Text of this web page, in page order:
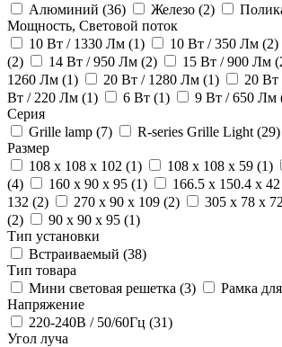
Алюминий (36)
Железо (2)
Мощность, Световой поток
10 Вт / 1330 Лм (1)
10 Вт / 350 Лм (2)
(2)
14 Вт / 950 Лм (2) 15 Вт / 900 Лм
1260 Лм (1)
20 Вт / 1280 Лм (1) 20
Вт / 220 Лм (1)
6 Вт (1)
9 Вт / 650 Лм
Серия
Grille lamp (7)
R-series Grille Light (29)
Размер
108 x 108 x 102 (1)
108 x 108 x 59 (1)
(4)
160 x 90 x 95 (1) 166.5 x 150.4 x
132 (2)
270 x 90 x 109 (2) 305 x 78 x
(2)
90 x 90 x 95 (1)
Тип установки
Встраиваемый (38)
Тип товара
Мини световая решетка (3)
Рамка
Напряжение
220-240В / 50/60Гц (31)
Угол луча